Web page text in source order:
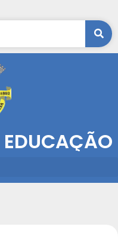
EDUCAÇÃO